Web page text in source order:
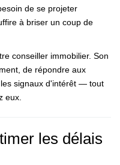
de se projeter
à briser un coup de
conseiller immobilier. Son
de répondre aux
signaux d'intérêt — tout
eux.
les délais